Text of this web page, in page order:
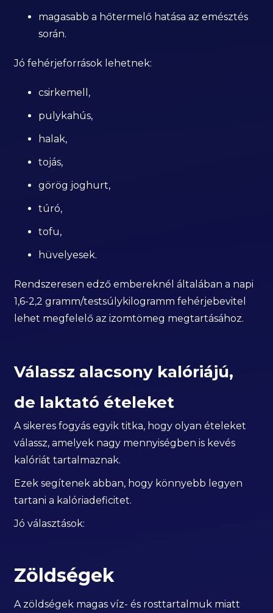
magasabb a hőtermelő hatása az emésztés
során.
Jó fehérjeforrások lehetnek:
csirkemell,
pulykahús,
halak,
tojás,
görög joghurt,
túró,
tofu,
hüvelyesek.
Rendszeresen edző embereknél általában a napi
1,6-2,2 gramm/testsúlykilogramm fehérjebevitel
lehet megfelelő az izomtömeg megtartásához.
Válassz alacsony kalóriájú,
de laktató ételeket
A sikeres fogyás egyik titka, hogy olyan ételeket
válassz, amelyek nagy mennyiségben is kevés
kalóriát tartalmaznak.
Ezek segítenek abban, hogy könnyebb legyen
tartani a kalóriadeficitet.
Jó választások:
Zöldségek
A zöldségek magas víz- és rosttartalmuk miatt